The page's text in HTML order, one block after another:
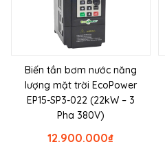
Biến tần bơm nước năng
lượng mặt trời EcoPower
EP15-SP3-022 (22kW – 3
Pha 380V)
₫
12.900.000